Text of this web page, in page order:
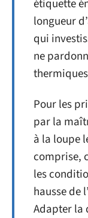
étiquette
longueur
qui
ne
Pour les
par la
à la loupe
comprise,
les
hausse de
Adapter la